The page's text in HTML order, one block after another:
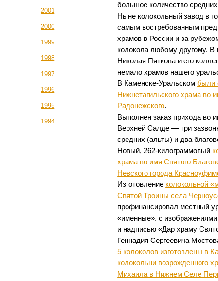
2001
2000
1999
1998
1997
1996
1995
1994
большое количество
Ныне колокольный завод в
самым востребованным
храмов в России и за
колокола любому другому.
Николая Пяткова и его
немало храмов нашего
В Каменске-Уральскомбыли
Нижнетагильского храма во
Радонежского.
Выполнен заказ прихода во
Верхней Салде — три
средних (альты) и два
Новый, 262-килограммовый
храма во имя Святого
Невского города
Изготовление колокольной
Святой Троицы села
профинансировал местный
«именные», с
и надписью «Дар храму
Геннадия Сергеевича
5 колоколов изготовлены в
колокольни возрожденного
Михаила в Нижнем Селе